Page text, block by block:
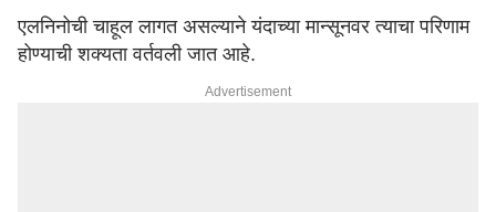
एलनिनोची चाहूल लागत असल्याने यंदाच्या मान्सूनवर त्याचा परिणाम
होण्याची शक्यता वर्तवली जात आहे.
Advertisement